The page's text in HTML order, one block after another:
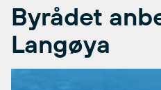
Byrådet
Langøya